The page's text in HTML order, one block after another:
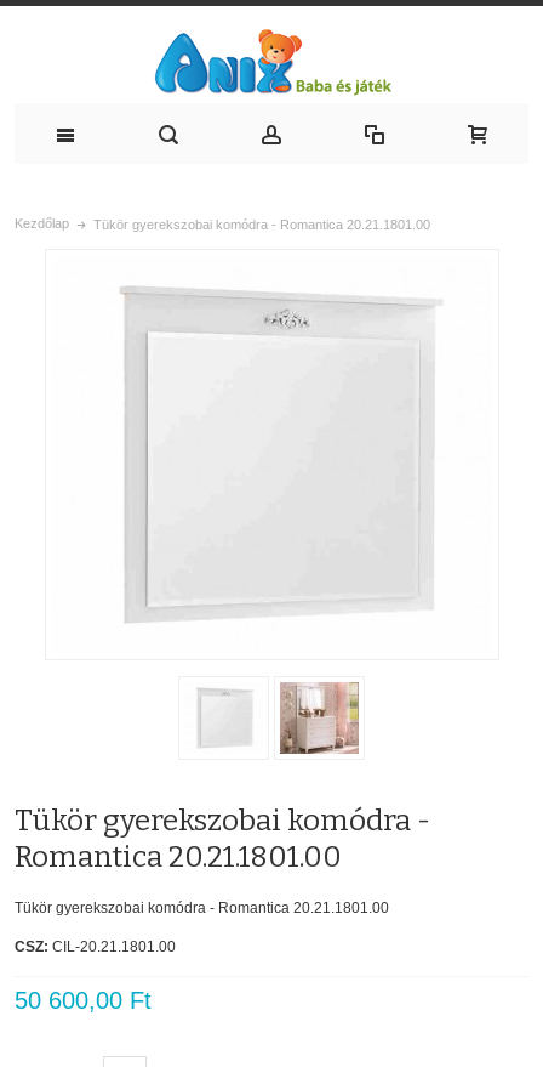
Kezdőlap Tükör gyerekszobai komódra - Romantica 20.21.1801.00
Tükör gyerekszobai komódra -
Romantica 20.21.1801.00
Tükör gyerekszobai komódra - Romantica 20.21.1801.00
CSZ: CIL-20.21.1801.00
50 600,00 Ft